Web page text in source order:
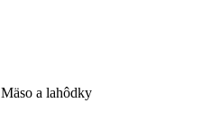
Mäso a lahôdky